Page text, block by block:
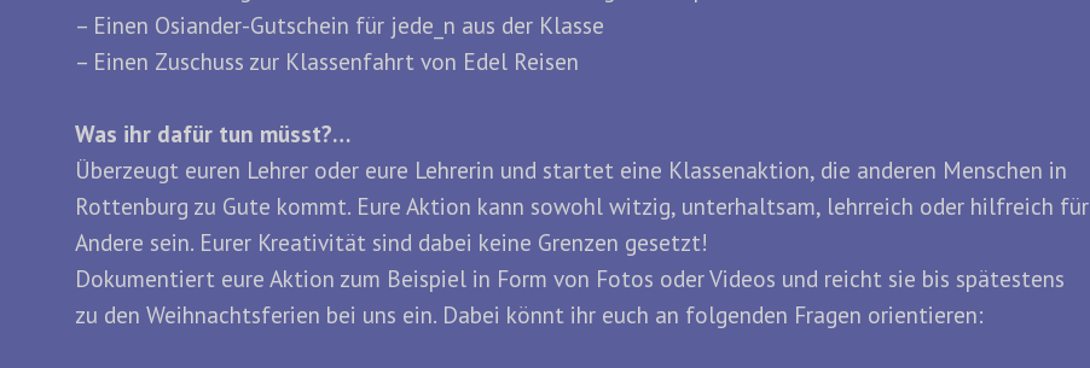
– Einen Osiander-Gutschein für jede_n aus der Klasse
– Einen Zuschuss zur Klassenfahrt von Edel Reisen
Was ihr dafür tun müsst?…
Überzeugt euren Lehrer oder eure Lehrerin und startet eine Klassenaktion, die anderen Menschen in
Rottenburg zu Gute kommt. Eure Aktion kann sowohl witzig, unterhaltsam, lehrreich oder hilfreich für
Andere sein. Eurer Kreativität sind dabei keine Grenzen gesetzt!
Dokumentiert eure Aktion zum Beispiel in Form von Fotos oder Videos und reicht sie bis spätestens
zu den Weihnachtsferien bei uns ein. Dabei könnt ihr euch an folgenden Fragen orientieren: